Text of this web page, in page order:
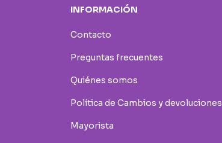
INFORMACIÓN
Contacto
Preguntas frecuentes
Quiénes somos
Política de Cambios y devoluciones
Mayorista